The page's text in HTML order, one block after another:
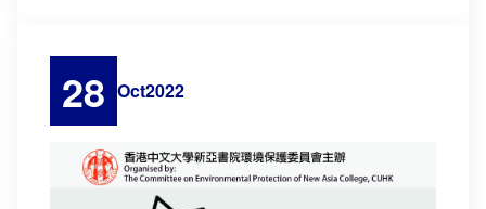
28 Oct2022